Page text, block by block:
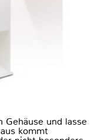
Gehäuse und lasse
kommt